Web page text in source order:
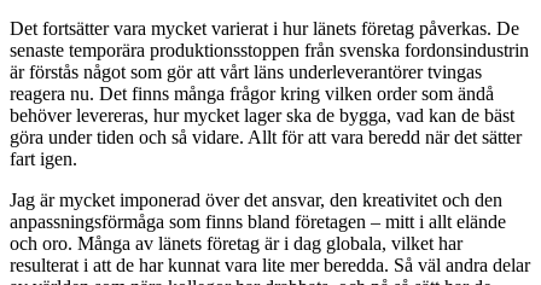
Det fortsätter vara mycket varierat i hur länets företag påverkas. De
senaste temporära produktionsstoppen från svenska fordonsindustrin
är förstås något som gör att vårt läns underleverantörer tvingas
reagera nu. Det finns många frågor kring vilken order som ändå
behöver levereras, hur mycket lager ska de bygga, vad kan de bäst
göra under tiden och så vidare. Allt för att vara beredd när det sätter
fart igen.
Jag är mycket imponerad över det ansvar, den kreativitet och den
anpassningsförmåga som finns bland företagen – mitt i allt elände
och oro. Många av länets företag är i dag globala, vilket har
resulterat i att de har kunnat vara lite mer beredda. Så väl andra delar